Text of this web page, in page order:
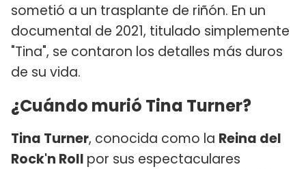
sometió a un trasplante de riñón. En un
documental de 2021, titulado simplemente
"Tina", se contaron los detalles más duros
de su vida.
¿Cuándo murió Tina Turner?
Tina Turner, conocida como la Reina del
Rock'n Roll por sus espectaculares